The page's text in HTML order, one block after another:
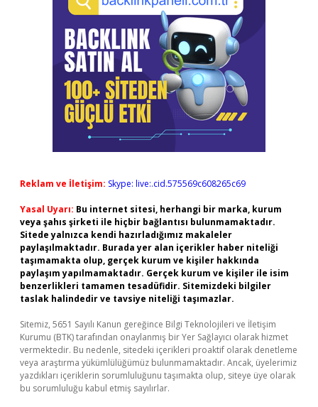
Reklam ve İletişim: Skype: live:.cid.575569c608265c69
Yasal Uyarı: Bu internet sitesi, herhangi bir marka, kurum
veya şahıs şirketi ile hiçbir bağlantısı bulunmamaktadır.
Sitede yalnızca kendi hazırladığımız makaleler
paylaşılmaktadır. Burada yer alan içerikler haber niteliği
taşımamakta olup, gerçek kurum ve kişiler hakkında
paylaşım yapılmamaktadır. Gerçek kurum ve kişiler ile isim
benzerlikleri tamamen tesadüfidir. Sitemizdeki bilgiler
taslak halindedir ve tavsiye niteliği taşımazlar.
Sitemiz, 5651 Sayılı Kanun gereğince Bilgi Teknolojileri ve İletişim
Kurumu (BTK) tarafından onaylanmış bir Yer Sağlayıcı olarak hizmet
vermektedir. Bu nedenle, sitedeki içerikleri proaktif olarak denetleme
veya araştırma yükümlülüğümüz bulunmamaktadır. Ancak, üyelerimiz
yazdıkları içeriklerin sorumluluğunu taşımakta olup, siteye üye olarak
bu sorumluluğu kabul etmiş sayılırlar.